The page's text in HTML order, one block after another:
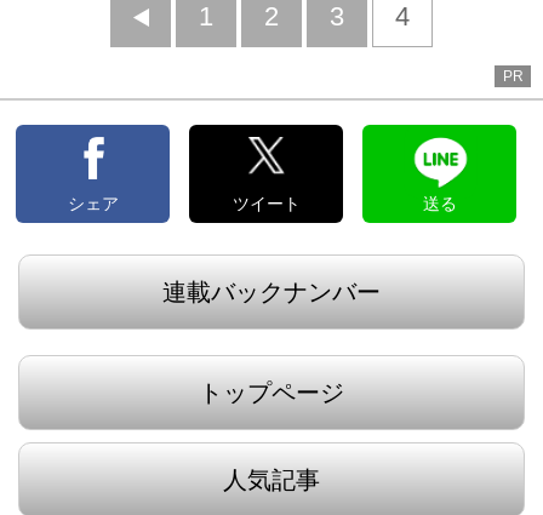
前
1 2 3 4
PR
シェア ツイート 送る
連載バックナンバー
トップページ
人気記事